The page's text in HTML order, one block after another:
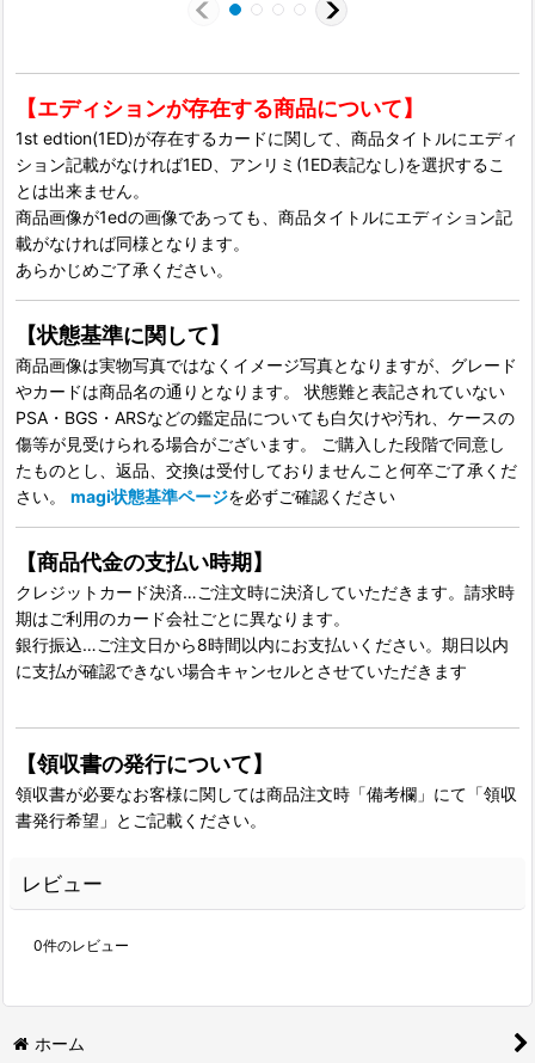
【エディションが存在する商品について】
1st edtion(1ED)が存在するカードに関して、商品タイトルにエディ
ション記載がなければ1ED、アンリミ(1ED表記なし)を選択するこ
とは出来ません。
商品画像が1edの画像であっても、商品タイトルにエディション記
載がなければ同様となります。
あらかじめご了承ください。
【状態基準に関して】
商品画像は実物写真ではなくイメージ写真となりますが、グレード
やカードは商品名の通りとなります。 状態難と表記されていない
PSA・BGS・ARSなどの鑑定品についても白欠けや汚れ、ケースの
傷等が見受けられる場合がございます。 ご購入した段階で同意し
たものとし、返品、交換は受付しておりませんこと何卒ご了承くだ
さい。 magi状態基準ページを必ずご確認ください
【商品代金の支払い時期】
クレジットカード決済…ご注文時に決済していただきます。請求時
期はご利用のカード会社ごとに異なります。
銀行振込…ご注文日から8時間以内にお支払いください。期日以内
に支払が確認できない場合キャンセルとさせていただきます
【領収書の発行について】
領収書が必要なお客様に関しては商品注文時「備考欄」にて「領収
書発行希望」とご記載ください。
レビュー
0件のレビュー
ホーム